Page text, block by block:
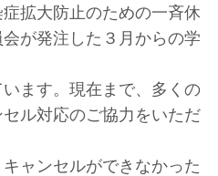
拡大防止のための一斉休
が発注した３月からの学
ます。現在まで、多くの
ル対応のご協力をいただ
ャンセルができなかった